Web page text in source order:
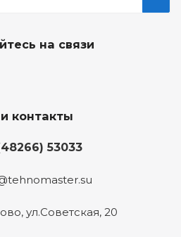
на связи
контакты
53033
ул.Советская, 20